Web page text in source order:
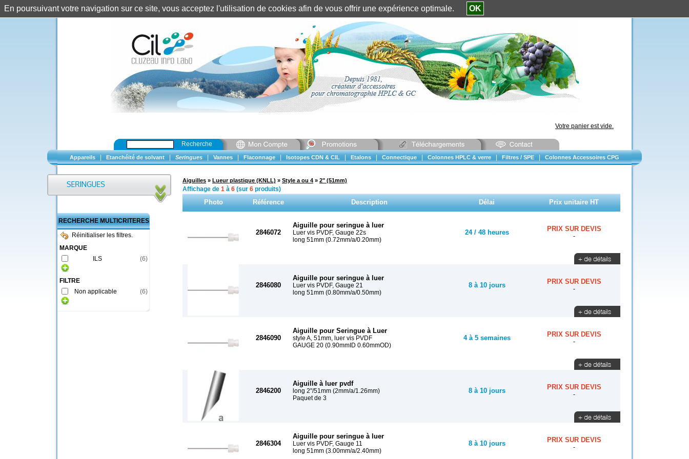
Identification client ||Mon compte
Votre panier est vide.
Recherche
Appareils Etanchéité de solvant Seringues Vannes Flaconnage Isotopes CDN & CIL Etalons Connectique Colonnes HPLC & verre Filtres / SPE Colonnes Accessoires CPG
RECHERCHE MULTICRITERES
Réinitialiser les filtres.
MARQUE
ILS
(6)
FILTRE
Non applicable
(6)
Aiguilles » Lueur plastique (KNLL) » Style a ou 4 » 2" (51mm)
Affichage de 1 à 6 (sur 6 produits)
Photo Référence Description Délai Prix unitaire HT
2846072
Aiguille pour seringue à luer
Luer vis PVDF, Gauge 22s
long 51mm (0.72mm/a/0.20mm)
24 / 48 heures PRIX SUR DEVIS
-
2846080
Aiguille pour seringue à luer
Luer vis PVDF, Gauge 21
long 51mm (0.80mm/a/0.50mm)
8 à 10 jours PRIX SUR DEVIS
-
2846090
Aiguille pour Seringue à Luer
style A, 51mm, luer vis PVDF
GAUGE 20 (0.90mmID 0.60mmOD)
4 à 5 semaines PRIX SUR DEVIS
-
2846200
Aiguille à luer pvdf
long 2"/51mm (2mm/a/1.26mm)
Paquet de 3
8 à 10 jours PRIX SUR DEVIS
-
2846304
Aiguille pour seringue à luer
Luer vis PVDF, Gauge 11
long 51mm (3.00mm/a/2.40mm)
8 à 10 jours PRIX SUR DEVIS
-
En poursuivant votre navigation sur ce site, vous acceptez l'utilisation de cookies afin de vous offrir une expérience optimale. OK